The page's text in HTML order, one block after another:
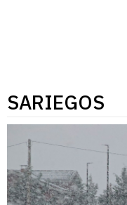
SARIEGOS